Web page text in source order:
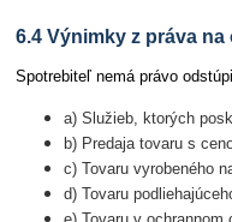
6.4 Výnimky z práva
Spotrebiteľ nemá právo
a) Služieb, ktorých
b) Predaja tovaru s
c) Tovaru vyrobeného
d) Tovaru